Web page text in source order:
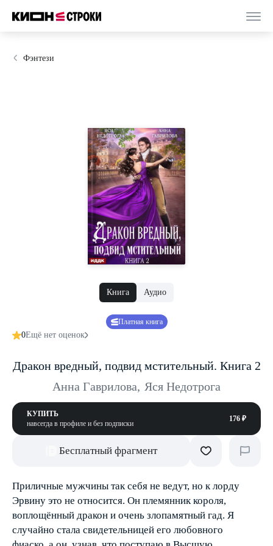
Фэнтези
Книга Аудио
Платная книга
0Ещё нет оценок
Дракон вредный, подвид мстительный. Книга 2
Анна Гаврилова, Яся Недотрога
КУПИТЬ
навсегда в профиле и без подписки
176 ₽
Бесплатный фрагмент
Приличные мужчины так себя не ведут, но к лорду
Эрвину это не относится. Он племянник короля,
воплощённый дракон и очень злопамятный гад. Я
случайно стала свидетельницей его любовного